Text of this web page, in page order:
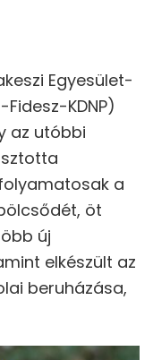
Egyesület-
KDNP)
az utóbbi
a
öt
új
elkészült az
beruházása,